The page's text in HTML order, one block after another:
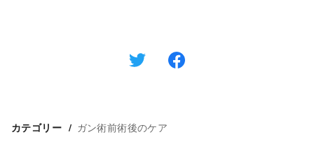
カテゴリー ガン術前術後のケア